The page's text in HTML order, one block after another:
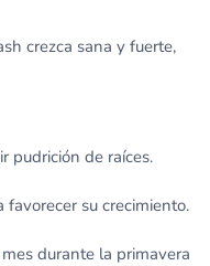
crezca sana y fuerte,
pudrición de raíces.
su crecimiento.
durante la primavera